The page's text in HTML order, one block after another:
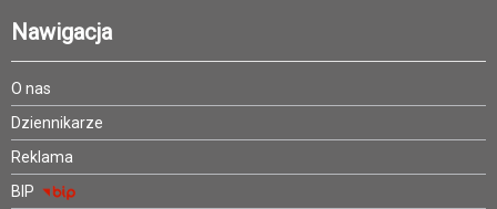
Nawigacja
O nas
Dziennikarze
Reklama
BIP